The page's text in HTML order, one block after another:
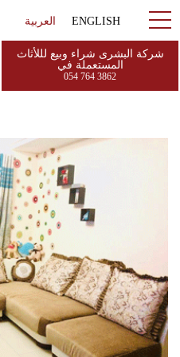
العربية ENGLISH
شركة البشرى شراء وبيع لللأثاث
المستعملة في
054 764 3862